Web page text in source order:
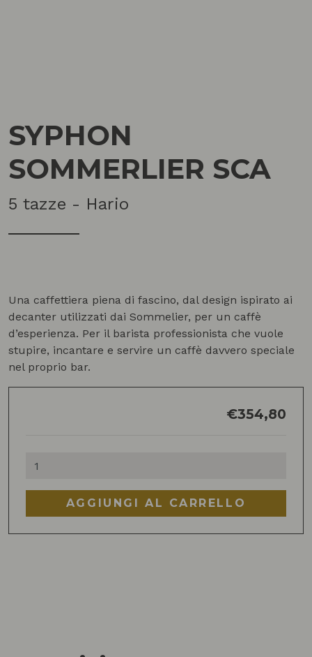
SYPHON
SOMMERLIER SCA
5 tazze - Hario
Una caffettiera piena di fascino, dal design ispirato ai
decanter utilizzati dai Sommelier, per un caffè
d’esperienza. Per il barista professionista che vuole
stupire, incantare e servire un caffè davvero speciale
nel proprio bar.
€354,80
Syphon
SCA
quantità
AGGIUNGI AL CARRELLO